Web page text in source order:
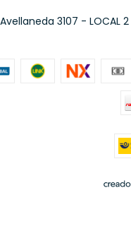
Avellaneda 3107 -